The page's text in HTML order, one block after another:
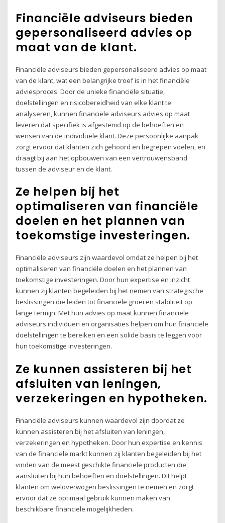
Financiële adviseurs bieden
gepersonaliseerd advies op
maat van de klant.
Financiële adviseurs bieden gepersonaliseerd advies op maat
van de klant, wat een belangrijke troef is in het financiële
adviesproces. Door de unieke financiële situatie,
doelstellingen en risicobereidheid van elke klant te
analyseren, kunnen financiële adviseurs advies op maat
leveren dat specifiek is afgestemd op de behoeften en
wensen van de individuele klant. Deze persoonlijke aanpak
zorgt ervoor dat klanten zich gehoord en begrepen voelen, en
draagt bij aan het opbouwen van een vertrouwensband
tussen de adviseur en de klant.
Ze helpen bij het
optimaliseren van financiële
doelen en het plannen van
toekomstige investeringen.
Financiële adviseurs zijn waardevol omdat ze helpen bij het
optimaliseren van financiële doelen en het plannen van
toekomstige investeringen. Door hun expertise en inzicht
kunnen zij klanten begeleiden bij het nemen van strategische
beslissingen die leiden tot financiële groei en stabiliteit op
lange termijn. Met hun advies op maat kunnen financiële
adviseurs individuen en organisaties helpen om hun financiële
doelstellingen te bereiken en een solide basis te leggen voor
hun toekomstige investeringen.
Ze kunnen assisteren bij het
afsluiten van leningen,
verzekeringen en hypotheken.
Financiële adviseurs kunnen waardevol zijn doordat ze
kunnen assisteren bij het afsluiten van leningen,
verzekeringen en hypotheken. Door hun expertise en kennis
van de financiële markt kunnen zij klanten begeleiden bij het
vinden van de meest geschikte financiële producten die
aansluiten bij hun behoeften en doelstellingen. Dit helpt
klanten om weloverwogen beslissingen te nemen en zorgt
ervoor dat ze optimaal gebruik kunnen maken van
beschikbare financiële mogelijkheden.